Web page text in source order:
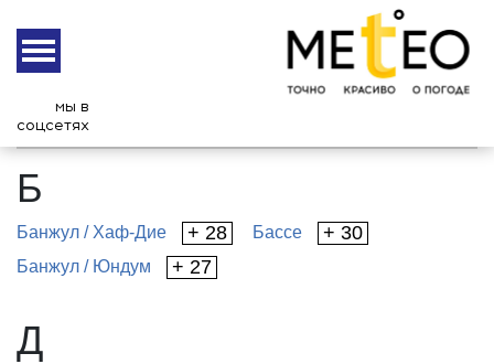
мы в
соцсетях
ПОГОДА: ГАМБИЯ
И Л М Н
О
П
Р С
Б
Банжул / Хаф-Дие + 28
Банжул / Юндум + 27
Бассе + 30
Д